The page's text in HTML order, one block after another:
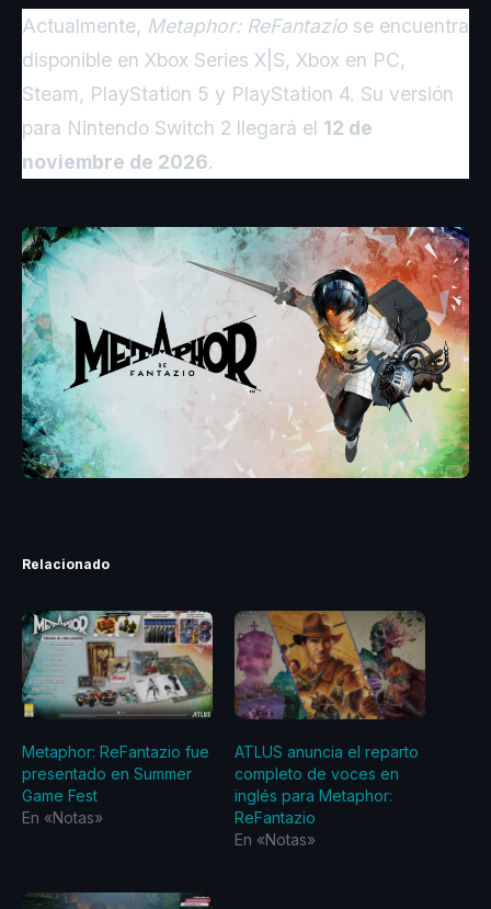
Actualmente, Metaphor: ReFantazio se encuentra
disponible en Xbox Series X|S, Xbox en PC,
Steam, PlayStation 5 y PlayStation 4. Su versión
para Nintendo Switch 2 llegará el 12 de
noviembre de 2026.
Relacionado
Metaphor: ReFantazio fue
presentado en Summer
Game Fest
En «Notas»
ATLUS anuncia el reparto
completo de voces en
inglés para Metaphor:
ReFantazio
En «Notas»